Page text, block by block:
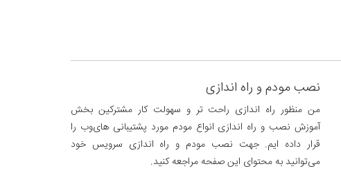
نصب مودم و راه اندازی
من منظور راه اندازی راحت تر و سهولت کار مشترکین بخش
آموزش نصب و راه اندازی انواع مودم مورد پشتیبانی های‌وب را
قرار داده ایم. جهت نصب مودم و راه اندازی سرویس خود
می‌توانید به محتوای این صفحه مراجعه کنید.